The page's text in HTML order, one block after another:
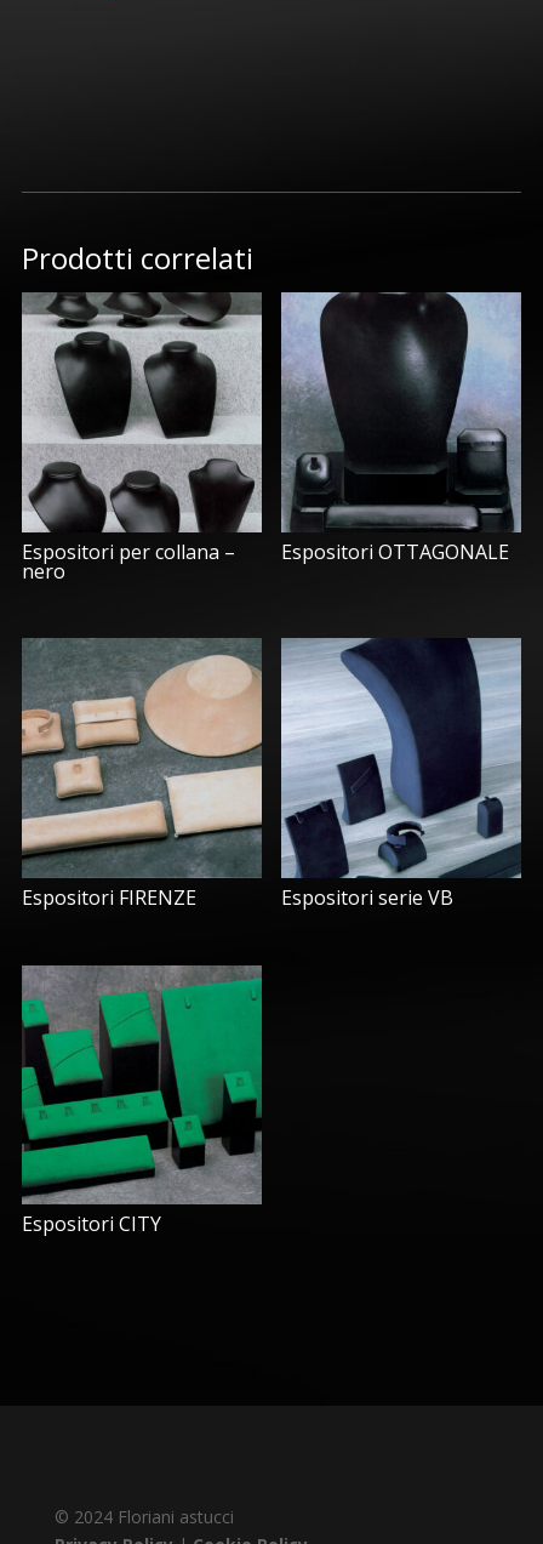
Prodotti correlati
Espositori per collana –
nero
Espositori OTTAGONALE
Espositori FIRENZE Espositori serie VB
Espositori CITY
© 2024 Floriani astucci